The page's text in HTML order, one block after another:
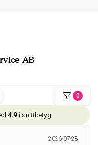
AB
0
4.9 i snittbetyg
2026-07-28